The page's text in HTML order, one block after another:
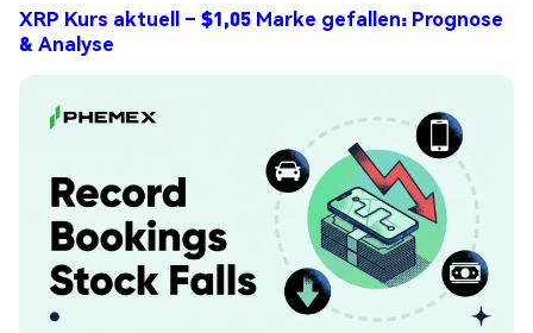
XRP Kurs aktuell – $1,05 Marke gefallen: Prognose
& Analyse